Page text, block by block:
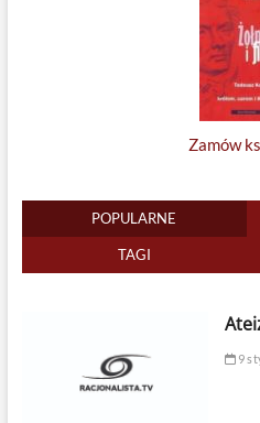
Zamów
POPULARNE
TAGI
9